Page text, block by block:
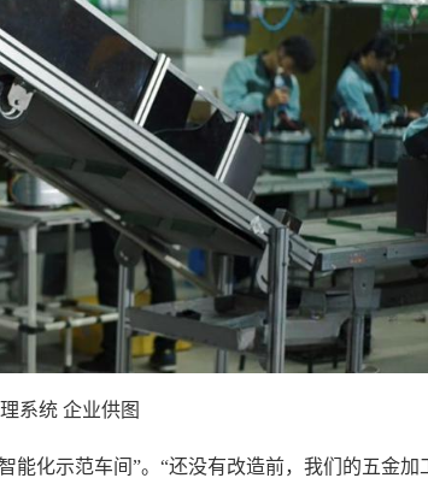
系统 企业供图
化示范车间”。“还没有改造前，我们的五金